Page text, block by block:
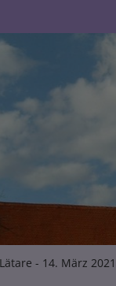
Lätare - 14. März 2021